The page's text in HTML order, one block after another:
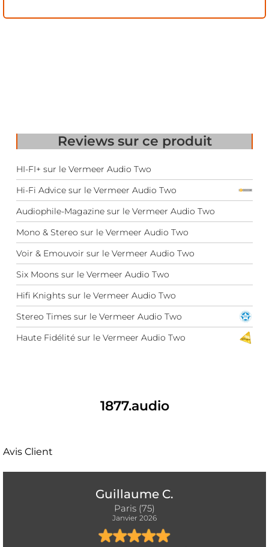
Reviewssur ce produit
HI-FI+ sur le Vermeer Audio Two
Hi-Fi Advice sur le Vermeer Audio Two
Audiophile-Magazine sur le Vermeer Audio Two
Mono & Stereo sur le Vermeer Audio Two
Voir & Emouvoir sur le Vermeer Audio Two
Six Moons sur le Vermeer Audio Two
Hifi Knights sur le Vermeer Audio Two
Stereo Times sur le Vermeer Audio Two
Haute Fidélité sur le Vermeer Audio Two
1877.audio
Avis Client
Guillaume C.
Paris (75)
Janvier 2026